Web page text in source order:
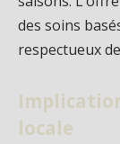
des soins
respectueux
locale